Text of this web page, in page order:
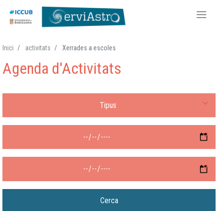
contingut
Inici activitats Xerrades a escoles
Agenda d'Activitats